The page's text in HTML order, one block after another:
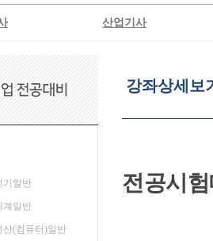
신
발전설비
계
산업기사
전기공사
신재생에너지발전설비
공조냉동기계
위험물
좌
상
세
강좌상세보
전공시험
기일반
계일반
산(컴퓨터)일반